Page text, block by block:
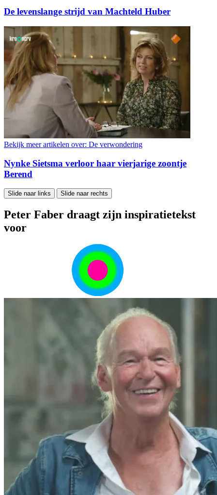
De levenslange strijd van Machteld Huber
Bekijk meer artikelen over: De verwondering
Nynke Sietsma verloor haar vierjarige zoontje
Berend
Slide naar links Slide naar rechts
Peter Faber draagt zijn inspiratietekst
voor